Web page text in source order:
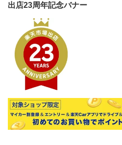
出店23周年記念バナー